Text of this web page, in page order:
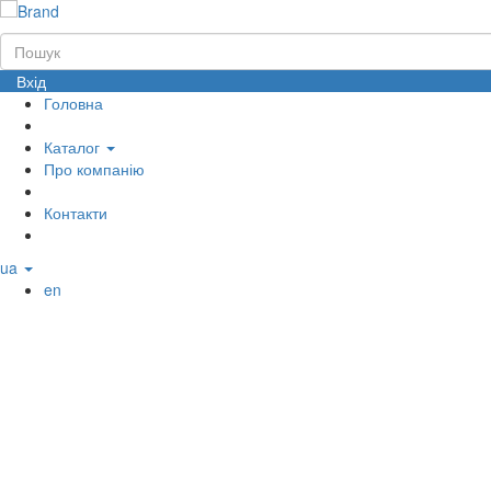
Вхід
Головна
Каталог
Про компанію
Контакти
ua
en